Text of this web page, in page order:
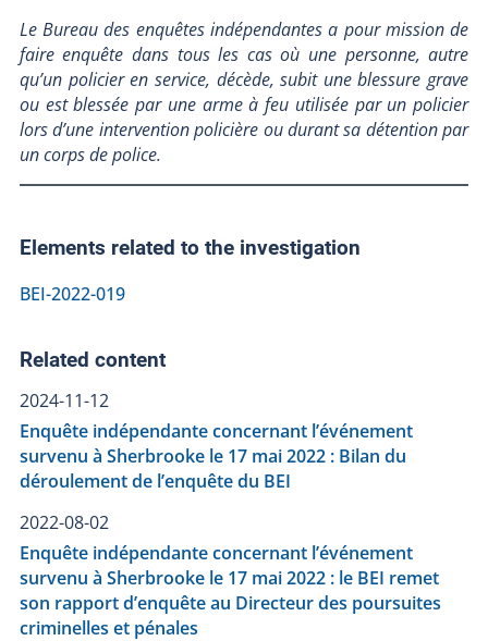
Le Bureau des enquêtes indépendantes a pour mission de
faire enquête dans tous les cas où une personne, autre
qu’un policier en service, décède, subit une blessure grave
ou est blessée par une arme à feu utilisée par un policier
lors d’une intervention policière ou durant sa détention par
un corps de police.
Elements related to the investigation
BEI-2022-019
Related content
2024-11-12
Enquête indépendante concernant l’événement
survenu à Sherbrooke le 17 mai 2022 : Bilan du
déroulement de l’enquête du BEI
2022-08-02
Enquête indépendante concernant l’événement
survenu à Sherbrooke le 17 mai 2022 : le BEI remet
son rapport d’enquête au Directeur des poursuites
criminelles et pénales